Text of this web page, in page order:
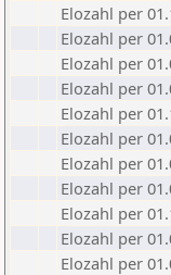
Elozahl per
Elozahl per
Elozahl per
Elozahl per
Elozahl per
Elozahl per
Elozahl per
Elozahl per
Elozahl per
Elozahl per
Elozahl per